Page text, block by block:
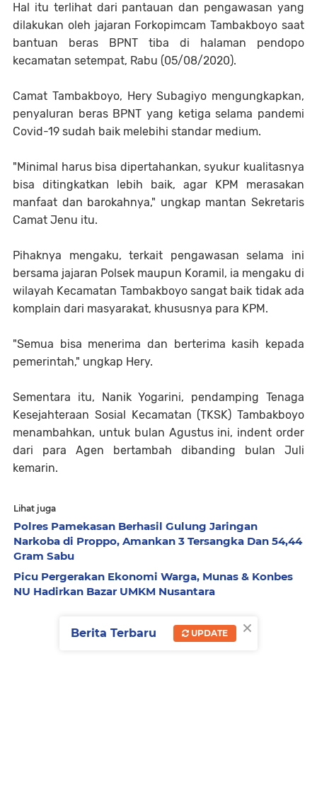
Hal itu terlihat dari pantauan dan pengawasan yang
dilakukan oleh jajaran Forkopimcam Tambakboyo saat
bantuan beras BPNT tiba di halaman pendopo
kecamatan setempat, Rabu (05/08/2020).
Camat Tambakboyo, Hery Subagiyo mengungkapkan,
penyaluran beras BPNT yang ketiga selama pandemi
Covid-19 sudah baik melebihi standar medium.
"Minimal harus bisa dipertahankan, syukur kualitasnya
bisa ditingkatkan lebih baik, agar KPM merasakan
manfaat dan barokahnya," ungkap mantan Sekretaris
Camat Jenu itu.
Pihaknya mengaku, terkait pengawasan selama ini
bersama jajaran Polsek maupun Koramil, ia mengaku di
wilayah Kecamatan Tambakboyo sangat baik tidak ada
komplain dari masyarakat, khususnya para KPM.
"Semua bisa menerima dan berterima kasih kepada
pemerintah," ungkap Hery.
Sementara itu, Nanik Yogarini, pendamping Tenaga
Kesejahteraan Sosial Kecamatan (TKSK) Tambakboyo
menambahkan, untuk bulan Agustus ini, indent order
dari para Agen bertambah dibanding bulan Juli
kemarin.
Lihat juga
Polres Pamekasan Berhasil Gulung Jaringan
Narkoba di Proppo, Amankan 3 Tersangka Dan 54,44
Gram Sabu
Picu Pergerakan Ekonomi Warga, Munas & Konbes
NU Hadirkan Bazar UMKM Nusantara
×
Berita Terbaru UPDATE